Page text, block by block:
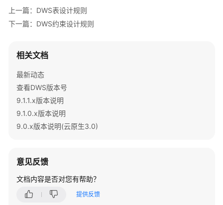
开
发
规
连
接
管
范
DWS
对
上一篇：DWS表设计规则
下一篇：DWS约束设计规则
相关文档
最新动态
查看DWS版本号
9.1.1.x版本说明
9.1.0.x版本说明
9.0.x版本说明(云原生3.0)
意见反馈
文档内容是否对您有帮助？
提供反馈